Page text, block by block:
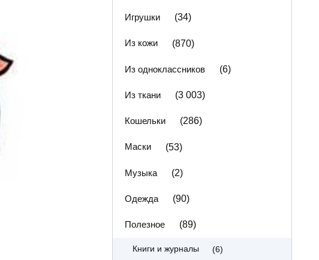
Игрушки (34)
Из кожи (870)
Из одноклассников (6)
Из ткани (3 003)
Кошельки (286)
Маски (53)
Музыка (2)
Одежда (90)
Полезное (89)
Книги и журналы (6)